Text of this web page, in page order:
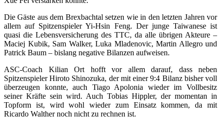
Die Gäste aus dem Brexbachtal setzen wie in den letzten Jahren vor
allem auf Spitzenspieler Yi-Hsin Feng. Der junge Taiwanese ist
quasi die Lebensversicherung des TTC, da alle übrigen Akteure –
Maciej Kubik, Sam Walker, Luka Mladenovic, Martin Allegro und
Patrick Baum – bislang negative Bilanzen aufweisen.
ASC-Coach Kilian Ort hofft vor allem darauf, dass neben
Spitzenspieler Hiroto Shinozuka, der mit einer 9:4 Bilanz bisher voll
überzeugen konnte, auch Tiago Apolonia wieder im Vollbesitz
seiner Kräfte sein wird. Auch Tobias Hippler, der momentan in
Topform ist, wird wohl wieder zum Einsatz kommen, da mit
Ricardo Walther noch nicht zu rechnen ist.